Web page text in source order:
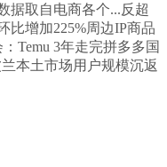
据取自电商各个...反超
比增加225%周边IP商品
Temu 3年走完拼多多国
本土市场用户规模沉返